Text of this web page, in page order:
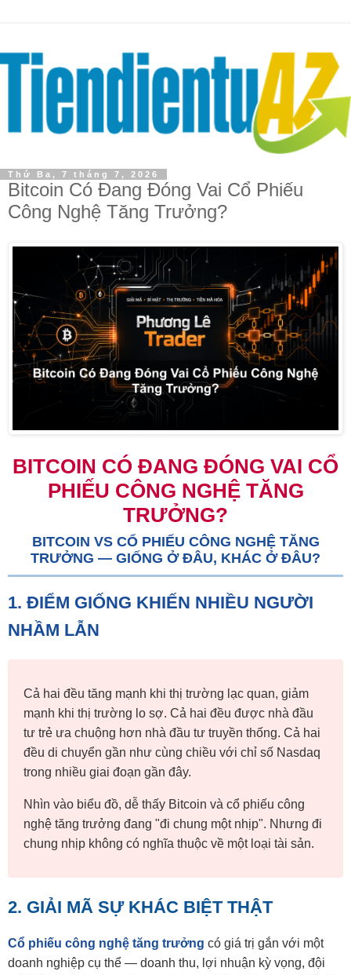
Thứ Ba, 7 tháng 7, 2026
Bitcoin Có Đang Đóng Vai Cổ Phiếu
Công Nghệ Tăng Trưởng?
BITCOIN CÓ ĐANG ĐÓNG VAI CỔ
PHIẾU CÔNG NGHỆ TĂNG
TRƯỞNG?
BITCOIN VS CỔ PHIẾU CÔNG NGHỆ TĂNG
TRƯỞNG — GIỐNG Ở ĐÂU, KHÁC Ở ĐÂU?
1. ĐIỂM GIỐNG KHIẾN NHIỀU NGƯỜI
NHẦM LẪN
Cả hai đều tăng mạnh khi thị trường lạc quan, giảm
mạnh khi thị trường lo sợ. Cả hai đều được nhà đầu
tư trẻ ưa chuộng hơn nhà đầu tư truyền thống. Cả hai
đều di chuyển gần như cùng chiều với chỉ số Nasdaq
trong nhiều giai đoạn gần đây.
Nhìn vào biểu đồ, dễ thấy Bitcoin và cổ phiếu công
nghệ tăng trưởng đang "đi chung một nhịp". Nhưng đi
chung nhịp không có nghĩa thuộc về một loại tài sản.
2. GIẢI MÃ SỰ KHÁC BIỆT THẬT
Cổ phiếu công nghệ tăng trưởng có giá trị gắn với một
doanh nghiệp cụ thể — doanh thu, lợi nhuận kỳ vọng, đội